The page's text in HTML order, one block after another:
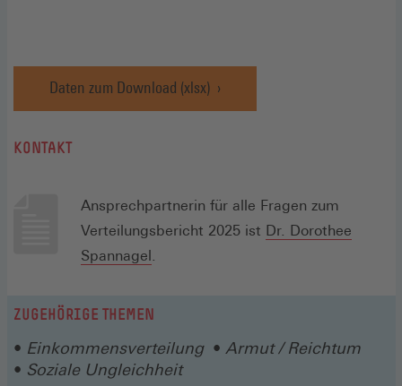
Daten zum Download (xlsx)
KONTAKT
Ansprechpartnerin für alle Fragen zum
Verteilungsbericht 2025 ist Dr. Dorothee
Spannagel.
ZUGEHÖRIGE THEMEN
Einkommensverteilung
Armut / Reichtum
Soziale Ungleichheit